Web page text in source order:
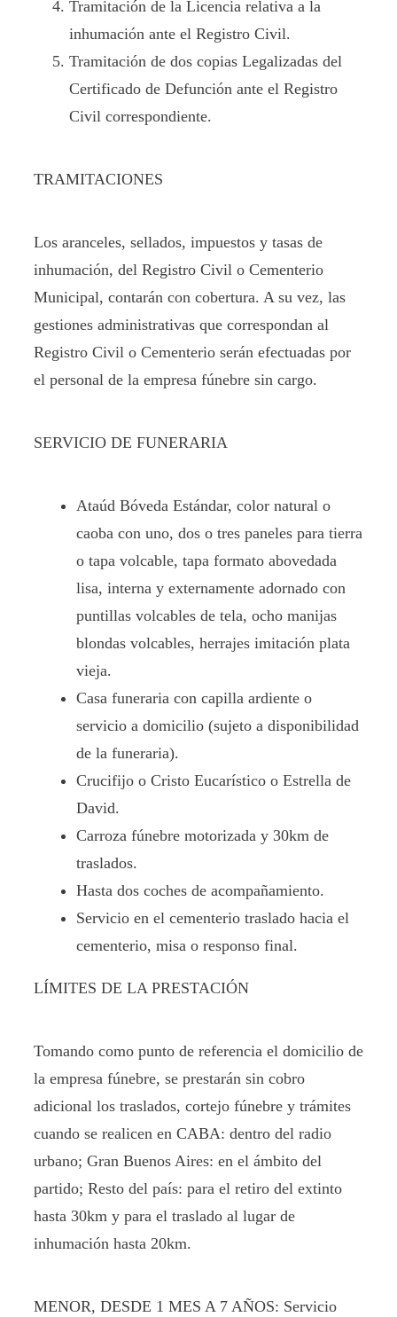
Tramitación de la Licencia relativa a la
inhumación ante el Registro Civil.
Tramitación de dos copias Legalizadas del
Certificado de Defunción ante el Registro
Civil correspondiente.
TRAMITACIONES
Los aranceles, sellados, impuestos y tasas de
inhumación, del Registro Civil o Cementerio
Municipal, contarán con cobertura. A su vez, las
gestiones administrativas que correspondan al
Registro Civil o Cementerio serán efectuadas por
el personal de la empresa fúnebre sin cargo.
SERVICIO DE FUNERARIA
Ataúd Bóveda Estándar, color natural o
caoba con uno, dos o tres paneles para tierra
o tapa volcable, tapa formato abovedada
lisa, interna y externamente adornado con
puntillas volcables de tela, ocho manijas
blondas volcables, herrajes imitación plata
vieja.
Casa funeraria con capilla ardiente o
servicio a domicilio (sujeto a disponibilidad
de la funeraria).
Crucifijo o Cristo Eucarístico o Estrella de
David.
Carroza fúnebre motorizada y 30km de
traslados.
Hasta dos coches de acompañamiento.
Servicio en el cementerio traslado hacia el
cementerio, misa o responso final.
LÍMITES DE LA PRESTACIÓN
Tomando como punto de referencia el domicilio de
la empresa fúnebre, se prestarán sin cobro
adicional los traslados, cortejo fúnebre y trámites
cuando se realicen en CABA: dentro del radio
urbano; Gran Buenos Aires: en el ámbito del
partido; Resto del país: para el retiro del extinto
hasta 30km y para el traslado al lugar de
inhumación hasta 20km.
MENOR, DESDE 1 MES A 7 AÑOS: Servicio